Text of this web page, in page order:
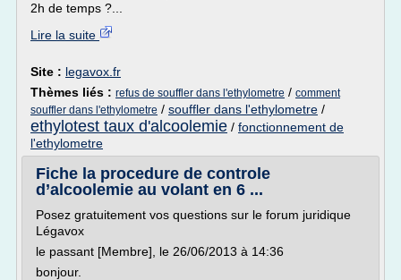
2h de temps ?...
Lire la suite
Site : legavox.fr
Thèmes liés : refus de souffler dans l'ethylometre / comment
souffler dans l'ethylometre / souffler dans l'ethylometre /
ethylotest taux d'alcoolemie / fonctionnement de
l'ethylometre
Fiche la procedure de controle
d’alcoolemie au volant en 6 ...
Posez gratuitement vos questions sur le forum juridique
Légavox
le passant [Membre], le 26/06/2013 à 14:36
bonjour.